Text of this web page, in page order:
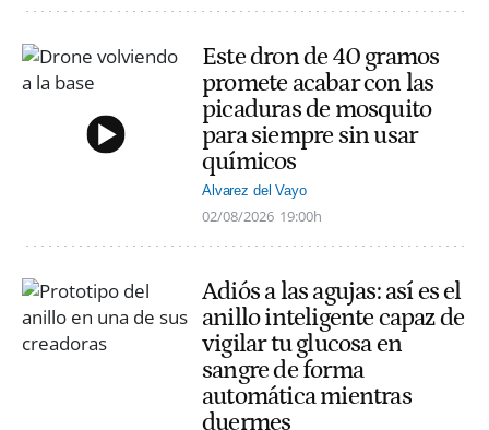
Este dron de 40 gramos
promete acabar con las
picaduras de mosquito
para siempre sin usar
químicos
Alvarez del Vayo
02/08/2026 19:00h
Adiós a las agujas: así es el
anillo inteligente capaz de
vigilar tu glucosa en
sangre de forma
automática mientras
duermes